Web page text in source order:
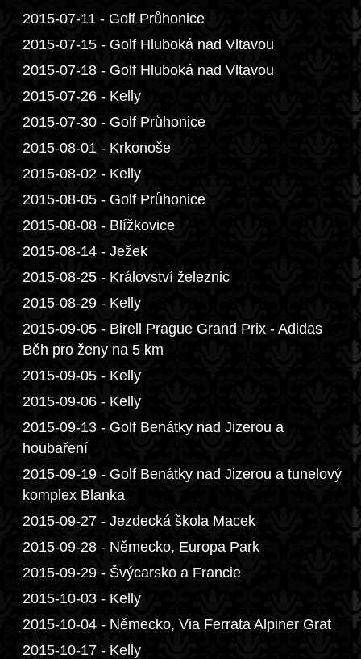
2015-07-11 - Golf Průhonice
2015-07-15 - Golf Hluboká nad Vltavou
2015-07-18 - Golf Hluboká nad Vltavou
2015-07-26 - Kelly
2015-07-30 - Golf Průhonice
2015-08-01 - Krkonoše
2015-08-02 - Kelly
2015-08-05 - Golf Průhonice
2015-08-08 - Blížkovice
2015-08-14 - Ježek
2015-08-25 - Království železnic
2015-08-29 - Kelly
2015-09-05 - Birell Prague Grand Prix - Adidas
Běh pro ženy na 5 km
2015-09-05 - Kelly
2015-09-06 - Kelly
2015-09-13 - Golf Benátky nad Jizerou a
houbaření
2015-09-19 - Golf Benátky nad Jizerou a tunelový
komplex Blanka
2015-09-27 - Jezdecká škola Macek
2015-09-28 - Německo, Europa Park
2015-09-29 - Švýcarsko a Francie
2015-10-03 - Kelly
2015-10-04 - Německo, Via Ferrata Alpiner Grat
2015-10-17 - Kelly